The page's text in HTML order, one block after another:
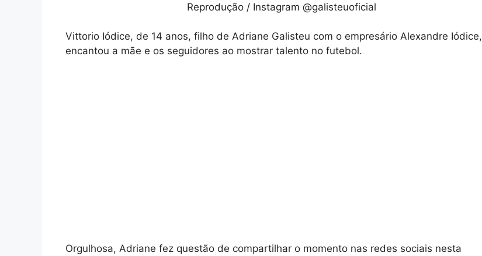
Reprodução / Instagram @galisteuoficial
Vittorio Iódice, de 14 anos, filho de Adriane Galisteu com o empresário Alexandre Iódice,
encantou a mãe e os seguidores ao mostrar talento no futebol.
Orgulhosa, Adriane fez questão de compartilhar o momento nas redes sociais nesta